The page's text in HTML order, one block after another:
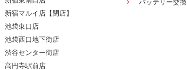
新宿マルイ店【閉店】
池袋東口店
池袋西口地下街店
渋谷センター街店
高円寺駅前店
バッテリー交換